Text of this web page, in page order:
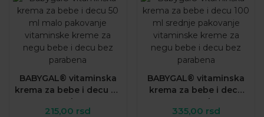
BABYGAL® vitaminska
krema za bebe i decu 50
ml
215,00 rsd
BABYGAL® vitaminska
krema za bebe i decu
100 ml
335,00 rsd